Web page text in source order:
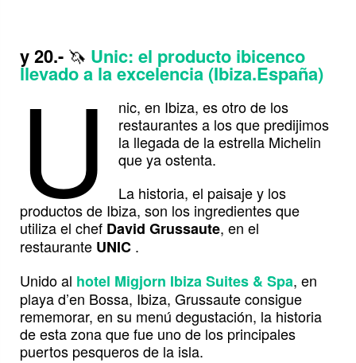
y 20.- 🦄 Unic: el producto ibicenco
llevado a la excelencia (Ibiza.España)
U
nic, en Ibiza, es otro de los
restaurantes a los que predijimos
la llegada de la estrella Michelin
que ya ostenta.
La historia, el paisaje y los
productos de Ibiza, son los ingredientes que
utiliza el chef David Grussaute, en el
restaurante UNIC .
Unido al hotel Migjorn Ibiza Suites & Spa, en
playa d’en Bossa, Ibiza, Grussaute consigue
rememorar, en su menú degustación, la historia
de esta zona que fue uno de los principales
puertos pesqueros de la isla.